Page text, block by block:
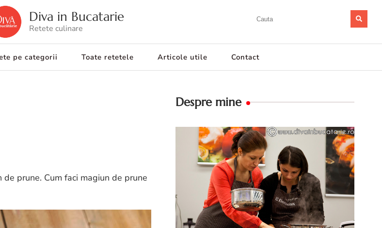
Diva in Bucatarie
Retete culinare
pe categorii Toate retetele Articole utile Contact
prune. Cum faci magiun de prune
Despre mine